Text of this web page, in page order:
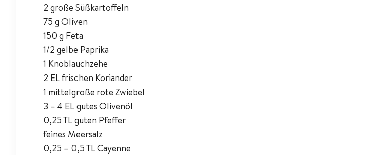
2 große Süßkartoffeln
75 g Oliven
150 g Feta
1/2 gelbe Paprika
1 Knoblauchzehe
2 EL frischen Koriander
1 mittelgroße rote Zwiebel
3 – 4 EL gutes Olivenöl
0,25 TL guten Pfeffer
feines Meersalz
0,25 – 0,5 TL Cayenne